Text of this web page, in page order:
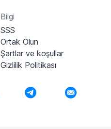
Bilgi
SSS
Ortak Olun
Şartlar ve koşullar
Gizlilik Politikası